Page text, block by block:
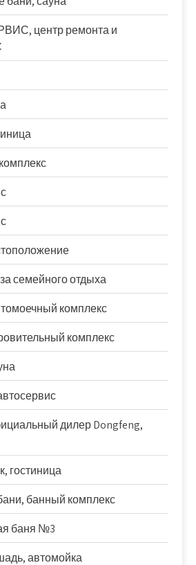
центр ремонта и
семейного отдыха
комплекс
комплекс
дилер Dongfeng,
гостиница
банный комплекс
баня №3
автомойка